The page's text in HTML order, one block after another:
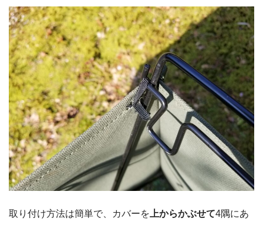
取り付け方法は簡単で、カバーを 上からかぶせて4隅にあ